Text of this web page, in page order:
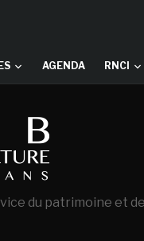
AGENDA RNCI
du patrimoine et